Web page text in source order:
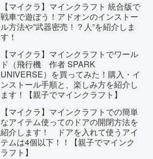
【マイクラ】マインクラフト 統合版で
戦車で遊ぼう！アドオンのインストー
ル方法や”武器密売！？人”を紹介しま
す！
【マイクラ】マインクラフトでワール
ド（飛行機 作者 SPARK
UNIVERSE）を買ってみた！購入・イ
ンストール手順と、楽しみ方を紹介し
ます！【親子でマインクラフト】
【マイクラ】マインクラフトでの簡単
なアイテム使ってのドアの開閉方法を
紹介します！ ドアを入れて使うアイ
テムは4個以下！！【親子でマインク
ラフト】